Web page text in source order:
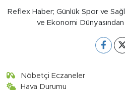
Reflex Haber; Günlük Spor ve
ve Ekonomi
Nöbetçi Eczaneler
Hava Durumu